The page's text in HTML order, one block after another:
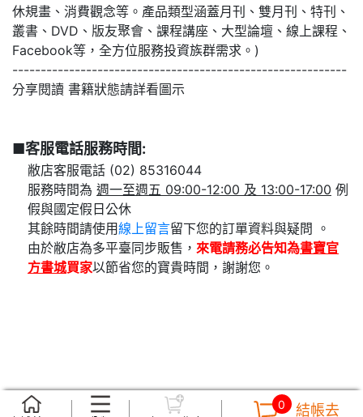
休規畫、消費觀念等。產品類型涵蓋月刊、雙月刊、特刊、
叢書、DVD、版友聚會、課程講座、大型論壇、線上課程、
Facebook等，全方位服務投資族群需求。)
-----------------------------------------------------------
分享閱讀 書籍狀態請詳看圖示
■客服電話服務時間:
敝店客服電話 (02) 85316044
服務時間為 週一至週五 09:00-12:00 及 13:00-17:00 例
假與國定假日公休
其餘時間請使用線上留言
留下您的訂單資料與疑問 。
由於敝店為多平臺同步販售， 來電請務必告知為書寶官
方書城買家以節省您的寶貴時間，謝謝您。
0 結帳去